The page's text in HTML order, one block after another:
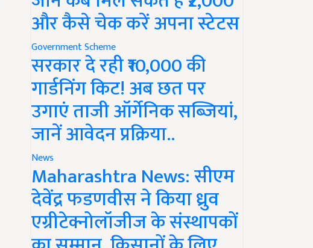
और कैसे चेक करें अपना स्टेटस
Government Scheme
सरकार दे रही ₹10,000 की
गार्डनिंग किट! अब छत पर
उगाएं ताजी ऑर्गेनिक सब्जियां,
जानें आवेदन प्रक्रिया..
News
Maharashtra News: सीएम
देवेंद्र फडणवीस ने किया ध्रुव
एग्रीटेक्नोलॉजीज के संस्थापकों